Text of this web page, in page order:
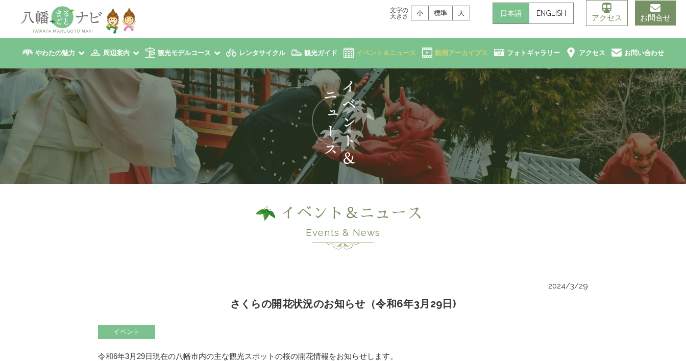
文字の
大きさ
小 標準 大 日本語 ENGLISH
アクセス お問合せ
やわたの魅力 周辺案内 観光モデルコース レンタサイクル 観光ガイド イベント＆ニュース 動画アーカイブス フォトギャラリー アクセス お問い合わせ
イベント＆ニュース
Events & News
2024/3/29
さくらの開花状況のお知らせ（令和6年3月29日)
イベント
令和6年3月29日現在の八幡市内の主な観光スポットの桜の開花情報をお知らせします。